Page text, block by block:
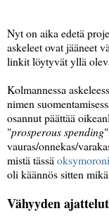
Nyt on aika edetä
askeleet ovat jääneet
linkit löytyvät yllä
Kolmannessa
nimen
osannut päättää
"prosperous spending
vauras/onnekas/
mistä tässä
oli käännös sitten
Vähyyden